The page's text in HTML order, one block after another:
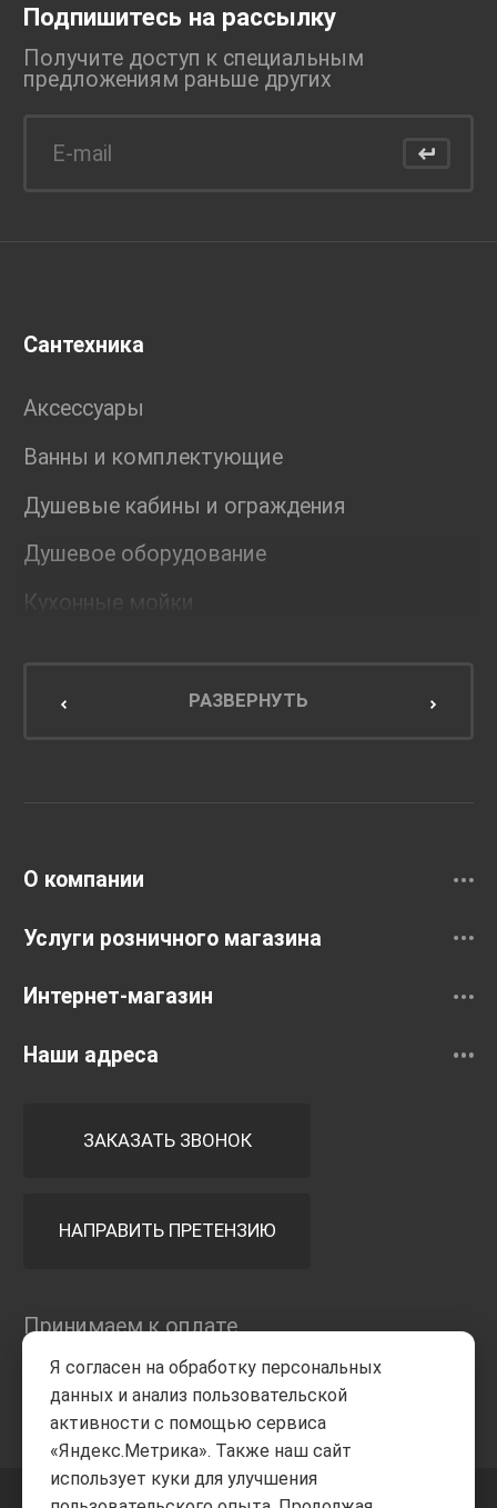
Подпишитесь на рассылку
Получите доступ к специальным
предложениям раньше других
Сантехника
Аксессуары
Ванны и комплектующие
Душевые кабины и ограждения
Душевое оборудование
Кухонные мойки
Мебель для кухниРАЗВЕРНУТЬ
О компании
Услуги розничного магазина
Интернет-магазин
Наши адреса
ЗАКАЗАТЬ ЗВОНОК
НАПРАВИТЬ ПРЕТЕНЗИЮ
Принимаем к оплате
Я согласен на обработку персональных
данных и анализ пользовательской
активности с помощью сервиса
«Яндекс.Метрика». Также наш сайт
использует куки для улучшения